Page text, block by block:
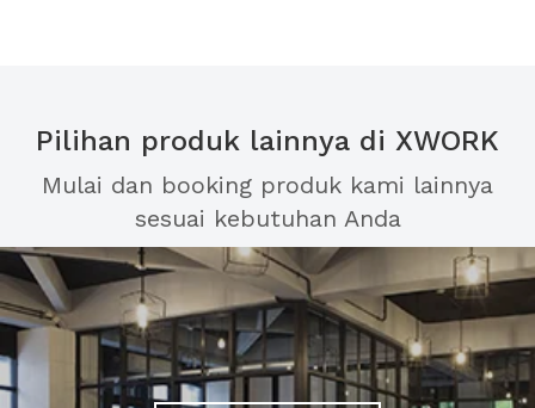
Pilihan produk lainnya di XWORK
Mulai dan booking produk kami lainnya
sesuai kebutuhan Anda